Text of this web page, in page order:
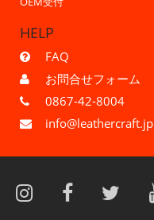
HELP
FAQ
お問合せフォーム
0867-42-8004
info@leathercraft.jp